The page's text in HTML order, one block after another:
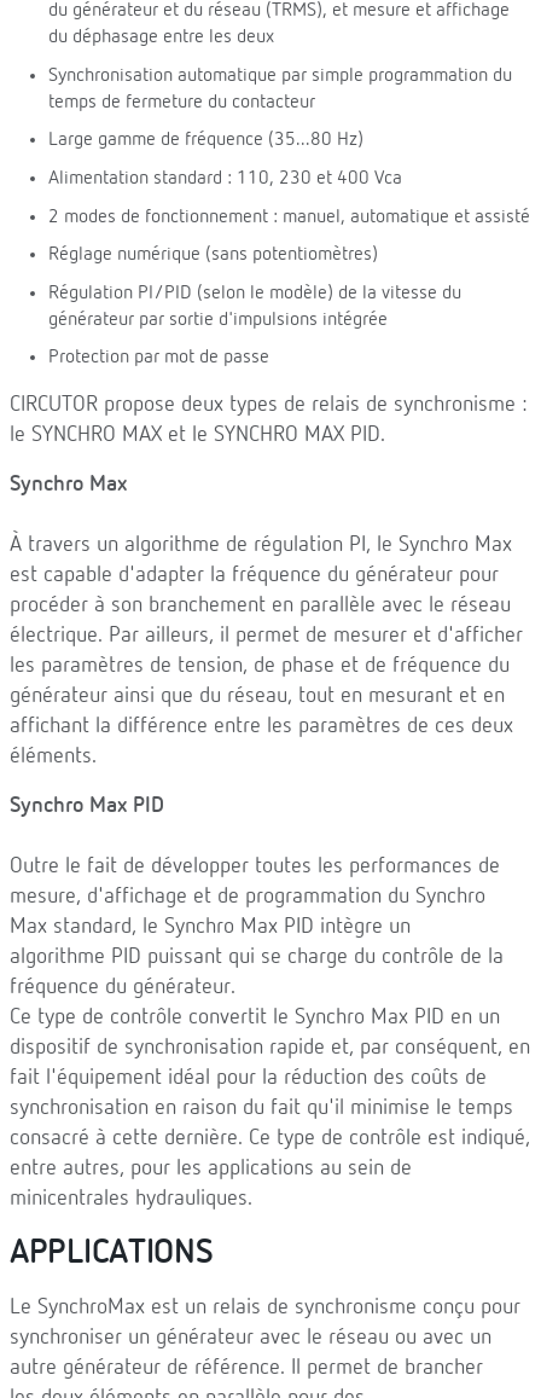
du générateur et du réseau (TRMS), et mesure et affichage
du déphasage entre les deux
Synchronisation automatique par simple programmation du
temps de fermeture du contacteur
Large gamme de fréquence (35...80 Hz)
Alimentation standard : 110, 230 et 400 Vca
2 modes de fonctionnement : manuel, automatique et assisté
Réglage numérique (sans potentiomètres)
Régulation PI/PID (selon le modèle) de la vitesse du
générateur par sortie d'impulsions intégrée
Protection par mot de passe
CIRCUTOR propose deux types de relais de synchronisme :
le SYNCHRO MAX et le SYNCHRO MAX PID.
Synchro Max
À travers un algorithme de régulation PI, le Synchro Max
est capable d'adapter la fréquence du générateur pour
procéder à son branchement en parallèle avec le réseau
électrique. Par ailleurs, il permet de mesurer et d'afficher
les paramètres de tension, de phase et de fréquence du
générateur ainsi que du réseau, tout en mesurant et en
affichant la différence entre les paramètres de ces deux
éléments.
Synchro Max PID
Outre le fait de développer toutes les performances de
mesure, d'affichage et de programmation du Synchro
Max standard, le Synchro Max PID intègre un
algorithme PID puissant qui se charge du contrôle de la
fréquence du générateur.
Ce type de contrôle convertit le Synchro Max PID en un
dispositif de synchronisation rapide et, par conséquent, en
fait l'équipement idéal pour la réduction des coûts de
synchronisation en raison du fait qu'il minimise le temps
consacré à cette dernière. Ce type de contrôle est indiqué,
entre autres, pour les applications au sein de
minicentrales hydrauliques.
APPLICATIONS
Le SynchroMax est un relais de synchronisme conçu pour
synchroniser un générateur avec le réseau ou avec un
autre générateur de référence. Il permet de brancher